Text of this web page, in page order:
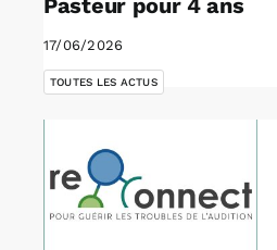
Pasteur pour 4 ans
17/06/2026
TOUTES LES ACTUS